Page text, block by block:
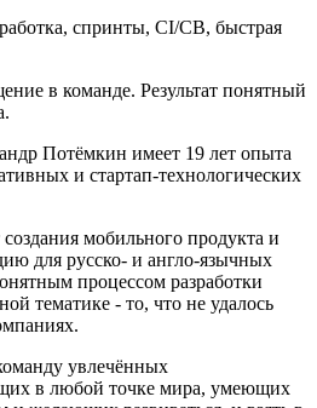
спринты, CI/CB, быстрая
в команде. Результат понятный
Потёмкин имеет 19 лет опыта
и стартап-технологических
мобильного продукта и
для русско- и англо-язычных
процессом разработки
тематике - то, что не удалось
увлечённых
в любой точке мира, умеющих